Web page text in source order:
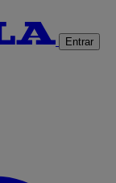
Entrar